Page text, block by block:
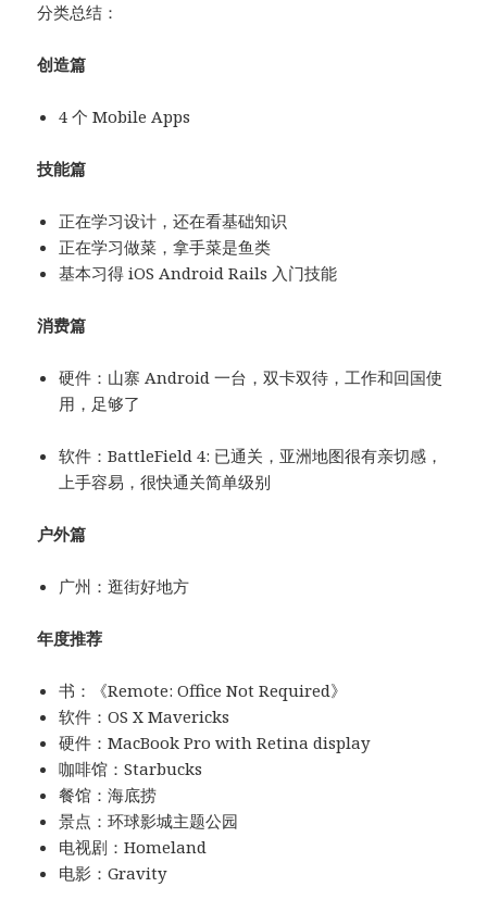
分类总结：
创造篇
4 个 Mobile Apps
技能篇
正在学习设计，还在看基础知识
正在学习做菜，拿手菜是鱼类
基本习得 iOS Android Rails 入门技能
消费篇
硬件：山寨 Android 一台，双卡双待，工作和回国使
用，足够了
软件：BattleField 4: 已通关，亚洲地图很有亲切感，
上手容易，很快通关简单级别
户外篇
广州：逛街好地方
年度推荐
书：《Remote: Office Not Required》
软件：OS X Mavericks
硬件：MacBook Pro with Retina display
咖啡馆：Starbucks
餐馆：海底捞
景点：环球影城主题公园
电视剧：Homeland
电影：Gravity